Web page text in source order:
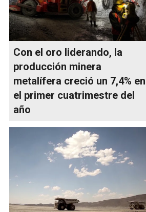
Con el oro liderando, la
producción minera
metalífera creció un 7,4% en
el primer cuatrimestre del
año